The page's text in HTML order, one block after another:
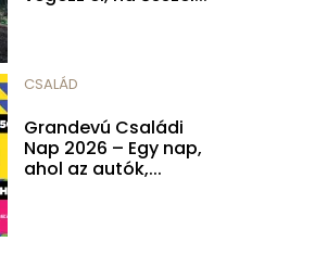
CSALÁD
Grandevú Családi
Nap 2026 – Egy nap,
ahol az autók,...